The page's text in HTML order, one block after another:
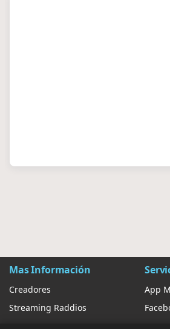
Mas Información
Creadores
Streaming Raddios
App